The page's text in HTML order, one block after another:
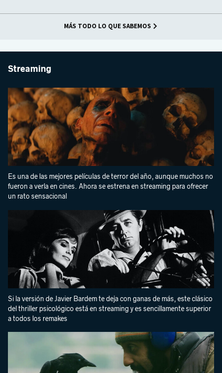
MÁS TODO LO QUE SABEMOS
Streaming
Es una de las mejores películas de terror del año, aunque muchos no
fueron a verla en cines. Ahora se estrena en streaming para ofrecer
un rato sensacional
Si la versión de Javier Bardem te deja con ganas de más, este clásico
del thriller psicológico está en streaming y es sencillamente superior
a todos los remakes